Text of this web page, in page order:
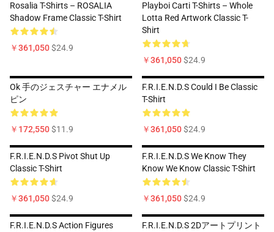
Rosalia T-Shirts – ROSALIA
Shadow Frame Classic T-Shirt
￥361,050$24.9
Playboi Carti T-Shirts – Whole
Lotta Red Artwork Classic T-
Shirt
￥361,050$24.9
Ok 手のジェスチャー エナメル
ピン
￥172,550$11.9
F.R.I.E.N.D.S Could I Be Classic
T-Shirt
￥361,050$24.9
F.R.I.E.N.D.S Pivot Shut Up
Classic T-Shirt
￥361,050$24.9
F.R.I.E.N.D.S We Know They
Know We Know Classic T-Shirt
￥361,050$24.9
F.R.I.E.N.D.S Action Figures
F.R.I.E.N.D.S 2Dアートプリント